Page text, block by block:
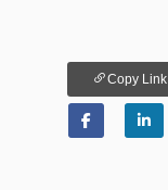
Copy Link